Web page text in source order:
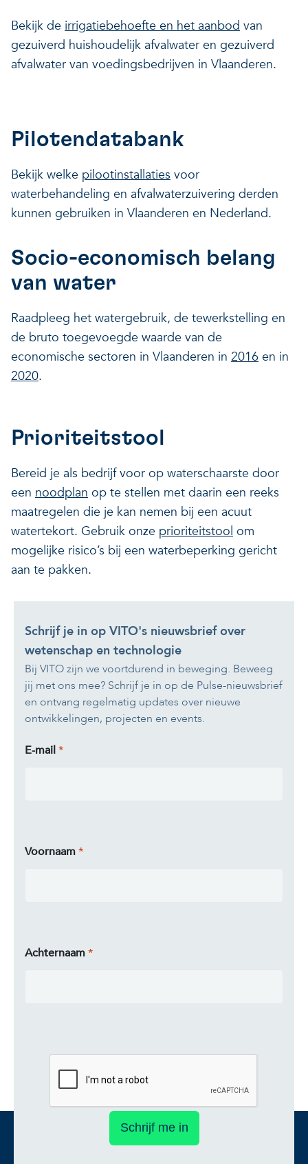
Bekijk de irrigatiebehoefte en het aanbod van
gezuiverd huishoudelijk afvalwater en gezuiverd
afvalwater van voedingsbedrijven in Vlaanderen.
Pilotendatabank
Bekijk welke pilootinstallaties voor
waterbehandeling en afvalwaterzuivering derden
kunnen gebruiken in Vlaanderen en Nederland.
Socio-economisch belang
van water
Raadpleeg het watergebruik, de tewerkstelling en
de bruto toegevoegde waarde van de
economische sectoren in Vlaanderen in 2016 en in
2020.
Prioriteitstool
Bereid je als bedrijf voor op waterschaarste door
een noodplan op te stellen met daarin een reeks
maatregelen die je kan nemen bij een acuut
watertekort. Gebruik onze prioriteitstool om
mogelijke risico’s bij een waterbeperking gericht
aan te pakken.
Schrijf je in op VITO's nieuwsbrief over
wetenschap en technologie
Bij VITO zijn we voortdurend in beweging. Beweeg
jij met ons mee? Schrijf je in op de Pulse-nieuwsbrief
en ontvang regelmatig updates over nieuwe
ontwikkelingen, projecten en events.
E-mail
Voornaam
Achternaam
Schrijf me in